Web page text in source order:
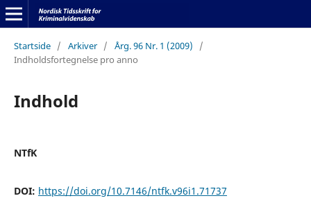
Startside / Arkiver / Årg. 96 Nr. 1 (2009)
/
Indholdsfortegnelse pro anno
Indhold
NTfK
DOI: https://doi.org/10.7146/ntfk.v96i1.71737